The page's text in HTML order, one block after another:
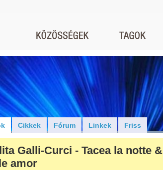
Cikkek Fórum Linkek Friss
Galli-Curci - Tacea la notte &
amor